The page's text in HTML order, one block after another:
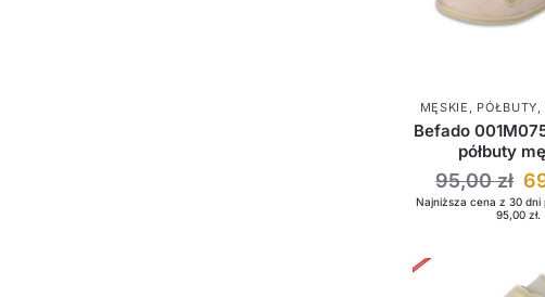
MĘSKIE PÓŁBUTY
Befado
półbuty
95,00zł
Najniższa cena z 30 dni
95,00zł.